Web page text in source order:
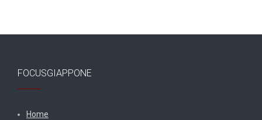
FOCUSGIAPPONE
Home